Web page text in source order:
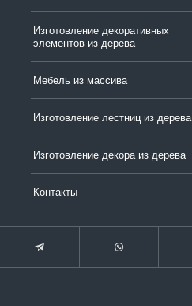
Изготовление декоративных
элементов из дерева
Мебель из массива
Изготовление лестниц из дерева
Изготовление декора из дерева
Контакты